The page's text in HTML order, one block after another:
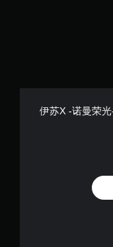
伊苏X -诺曼荣